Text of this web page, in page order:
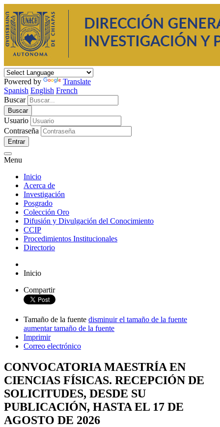
Powered by
Translate
Spanish English French
Buscar
Usuario
Contraseña
Entrar
Menu
Inicio
Acerca de
Investigación
Posgrado
Colección Oro
Difusión y Divulgación del Conocimiento
CCIP
Procedimientos Institucionales
Directorio
Inicio
Compartir
Tamaño de la fuente disminuir el tamaño de la fuente
aumentar tamaño de la fuente
Imprimir
Correo electrónico
CONVOCATORIA MAESTRÍA EN
CIENCIAS FÍSICAS. RECEPCIÓN DE
SOLICITUDES, DESDE SU
PUBLICACIÓN, HASTA EL 17 DE
AGOSTO DE 2026